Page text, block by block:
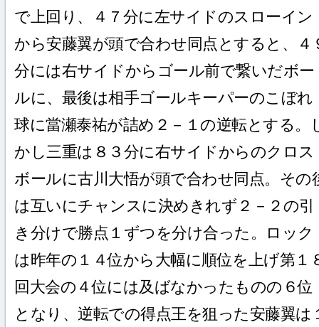
で上回り、４７分に左サイドのスローイン
から安藤翼が頭で合わせ同点とすると、４
分には右サイドからゴール前で繋いだボー
ルに、最後は相手ゴールキーパーのこぼれ
球に當瀬泰祐が詰め２－１の逆転とする。
かし三重は８３分に右サイドからのクロス
ボールに古川大悟が頭で合わせ同点。その
は互いにチャンスに決めきれず２－２の引
き分けで勝点１ずつを分け合った。ロック
は昨年の１４位から大幅に順位を上げ第１
回大会の４位には及ばなかったものの６位
となり、逆転での得点王を狙った安藤翼は